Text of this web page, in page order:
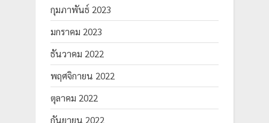
กุมภาพันธ์ 2023
มกราคม 2023
ธันวาคม 2022
พฤศจิกายน 2022
ตุลาคม 2022
กันยายน 2022